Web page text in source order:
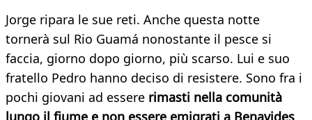
Jorge ripara le sue reti. Anche questa notte
tornerà sul Rio Guamá nonostante il pesce si
faccia, giorno dopo giorno, più scarso. Lui e suo
fratello Pedro hanno deciso di resistere. Sono fra i
pochi giovani ad essere rimasti nella comunità
lungo il fiume e non essere emigrati a Benavides,